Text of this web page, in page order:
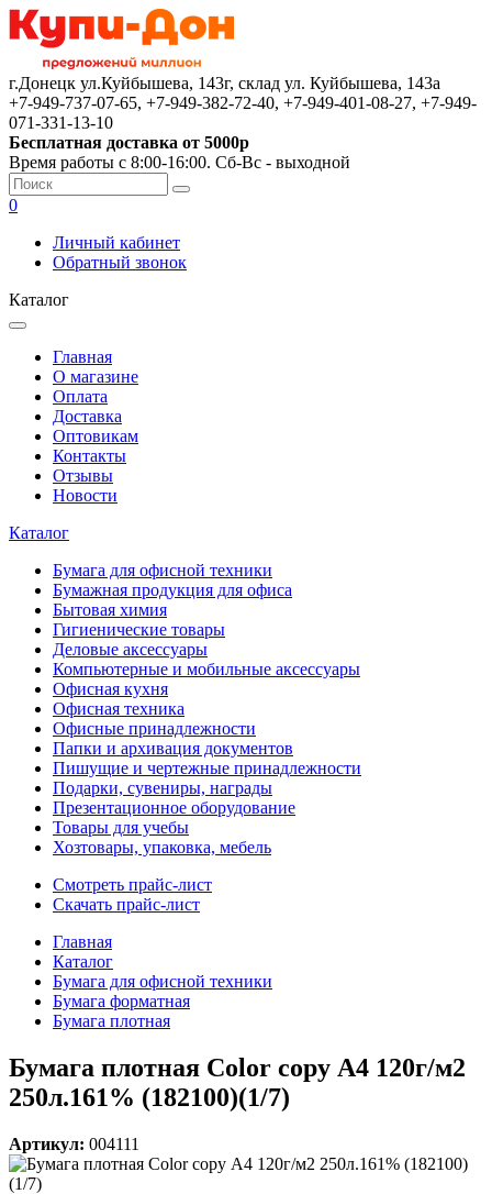
г.Донецк ул.Куйбышева, 143г, склад ул. Куйбышева, 143а
+7-949-737-07-65, +7-949-382-72-40, +7-949-401-08-27, +7-949-
071-331-13-10
Бесплатная доставка от 5000р
Время работы с 8:00-16:00. Сб-Вс - выходной
0
Личный кабинет
Обратный звонок
Каталог
Главная
О магазине
Оплата
Доставка
Оптовикам
Контакты
Отзывы
Новости
Каталог
Бумага для офисной техники
Бумажная продукция для офиса
Бытовая химия
Гигиенические товары
Деловые аксессуары
Компьютерные и мобильные аксессуары
Офисная кухня
Офисная техника
Офисные принадлежности
Папки и архивация документов
Пишущие и чертежные принадлежности
Подарки, сувениры, награды
Презентационное оборудование
Товары для учебы
Хозтовары, упаковка, мебель
Смотреть прайс-лист
Скачать прайс-лист
Главная
Каталог
Бумага для офисной техники
Бумага форматная
Бумага плотная
Бумага плотная Color copy А4 120г/м2
250л.161% (182100)(1/7)
Артикул: 004111